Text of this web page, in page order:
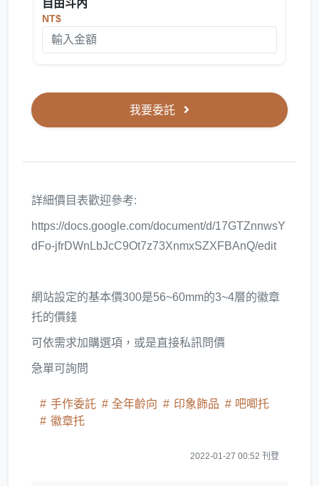
自由斗內
NT$
我要委託
詳細價目表歡迎參考:
https://docs.google.com/document/d/17GTZnnwsY
dFo-jfrDWnLbJcC9Ot7z73XnmxSZXFBAnQ/edit
網站設定的基本價300是56~60mm的3~4層的徽章
托的價錢
可依需求加購選項，或是直接私訊問價
急單可詢問
手作委託 全年齡向 印象飾品
吧唧托
徽章托
2022-01-27 00:52 刊登